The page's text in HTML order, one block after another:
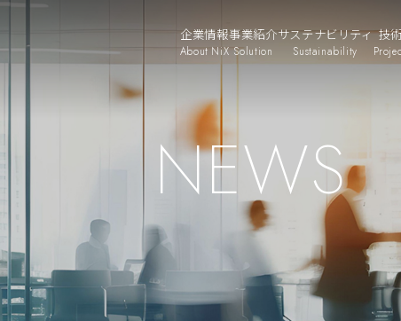
企業情報
About NiX
事業紹介
Solution
サステナビリティ
Sustainability
技
NEWS